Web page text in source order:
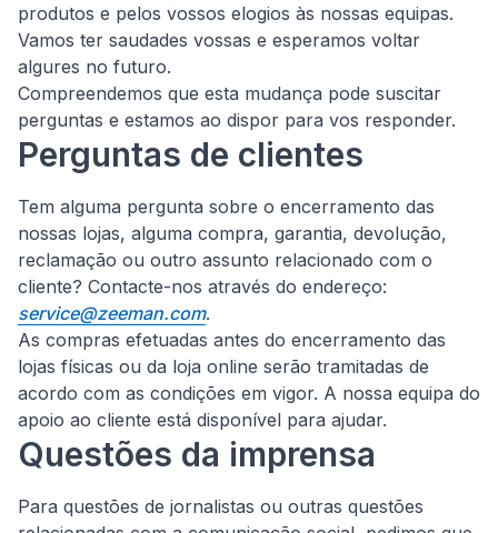
produtos e pelos vossos elogios às nossas equipas.
Vamos ter saudades vossas e esperamos voltar
algures no futuro.
Compreendemos que esta mudança pode suscitar
perguntas e estamos ao dispor para vos responder.
Perguntas de clientes
Tem alguma pergunta sobre o encerramento das
nossas lojas, alguma compra, garantia, devolução,
reclamação ou outro assunto relacionado com o
cliente? Contacte-nos através do endereço:
service@zeeman.com.
As compras efetuadas antes do encerramento das
lojas físicas ou da loja online serão tramitadas de
acordo com as condições em vigor. A nossa equipa do
apoio ao cliente está disponível para ajudar.
Questões da imprensa
Para questões de jornalistas ou outras questões